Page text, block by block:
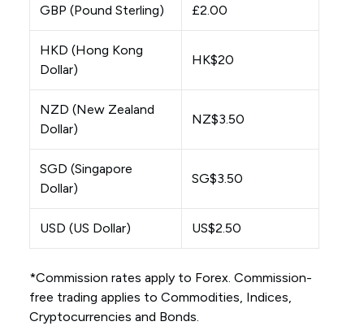
GBP (Pound Sterling) £2.00
HKD (Hong Kong
Dollar)
HK$20
NZD (New Zealand
Dollar)
NZ$3.50
SGD (Singapore
Dollar)
SG$3.50
USD (US Dollar) US$2.50
*Commission rates apply to Forex. Commission-
free trading applies to Commodities, Indices,
Cryptocurrencies and Bonds.